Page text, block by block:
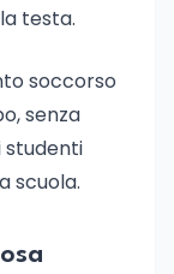
testa.
soccorso
senza
studenti
scuola.